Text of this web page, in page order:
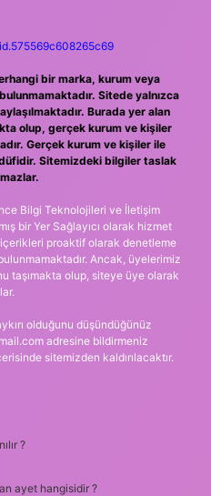
bir marka, kurum veya
Sitede yalnızca
Burada yer alan
olup, gerçek kurum ve kişiler
Gerçek kurum ve kişiler ile
Sitemizdeki bilgiler taslak
Bilgi Teknolojileri ve İletişim
bir Yer Sağlayıcı olarak hizmet
proaktif olarak denetleme
Ancak, üyelerimiz
taşımakta olup, siteye üye olarak
olduğunu düşündüğünüz
adresine bildirmeniz
sitemizden kaldırılacaktır.
?
ayet hangisidir ?